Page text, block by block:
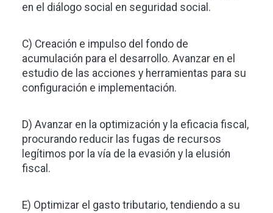
en el diálogo social en seguridad social.
C) Creación e impulso del fondo de
acumulación para el desarrollo. Avanzar en el
estudio de las acciones y herramientas para su
configuración e implementación.
D) Avanzar en la optimización y la eficacia fiscal,
procurando reducir las fugas de recursos
legítimos por la vía de la evasión y la elusión
fiscal.
E) Optimizar el gasto tributario, tendiendo a su